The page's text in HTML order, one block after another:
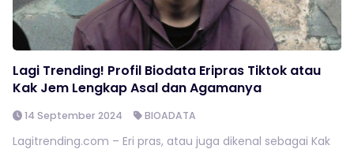
Lagi Trending! Profil Biodata Eripras Tiktok atau
Kak Jem Lengkap Asal dan Agamanya
14 September 2024 BIOADATA
Lagitrending.com – Eri pras, atau juga dikenal sebagai Kak